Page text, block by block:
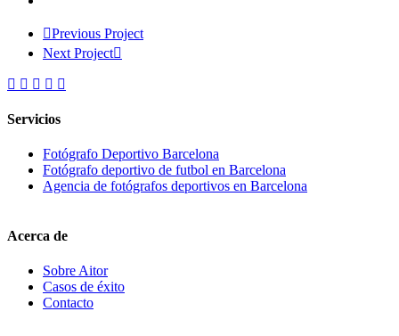
Previous Project
Next Project
Servicios
Fotógrafo Deportivo Barcelona
Fotógrafo deportivo de futbol en Barcelona
Agencia de fotógrafos deportivos en Barcelona
Acerca de
Sobre Aitor
Casos de éxito
Contacto